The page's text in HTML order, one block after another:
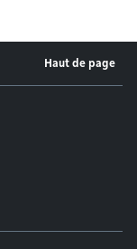
Haut de page